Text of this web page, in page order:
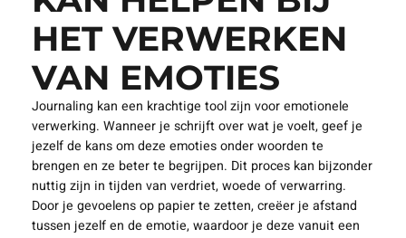
HET VERWERKEN
VAN EMOTIES
Journaling kan een krachtige tool zijn voor emotionele
verwerking. Wanneer je schrijft over wat je voelt, geef je
jezelf de kans om deze emoties onder woorden te
brengen en ze beter te begrijpen. Dit proces kan bijzonder
nuttig zijn in tijden van verdriet, woede of verwarring.
Door je gevoelens op papier te zetten, creëer je afstand
tussen jezelf en de emotie, waardoor je deze vanuit een